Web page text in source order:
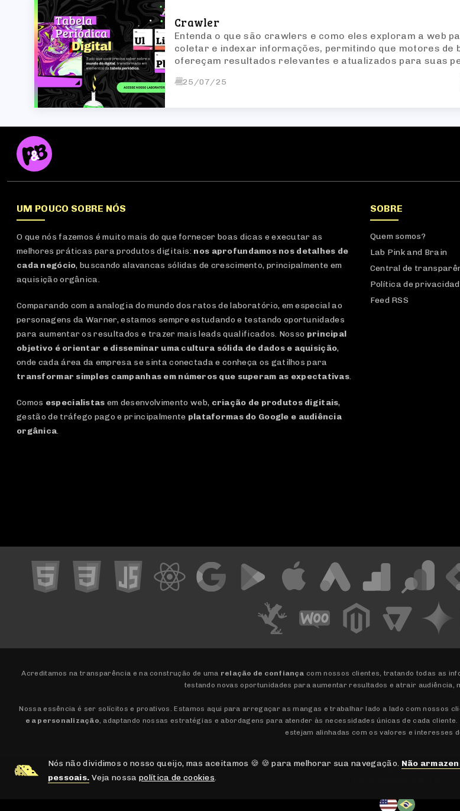
Crawler
Entenda o que são crawlers e como eles exploram a web
coletar e indexar informações, permitindo que motores de
ofereçam resultados relevantes e atualizados para suas
25/07/25
UM POUCO SOBRE NÓS
O que nós fazemos é muito mais do que fornecer boas dicas e executar as
melhores práticas para produtos digitais: nos aprofundamos nos detalhes de
cada negócio, buscando alavancas sólidas de crescimento, principalmente em
aquisição orgânica.
Comparando com a analogia do mundo dos ratos de laboratório, em especial ao
personagens da Warner, estamos sempre estudando e testando oportunidades
para aumentar os resultados e trazer mais leads qualificados. Nosso principal
objetivo é orientar e disseminar uma cultura sólida de dados e aquisição,
onde cada área da empresa se sinta conectada e conheça os gatilhos para
transformar simples campanhas em números que superam as expectativas.
Comos especialistas em desenvolvimento web, criação de produtos digitais,
gestão de tráfego pago e principalmente plataformas do Google e audiência
orgânica.
SOBRE
Quem somos?
Lab Pink and Brain
Central de
Política de
Feed RSS
Acreditamos na transparência e na construção de uma relação de confiança com nossos clientes, tratando todas as
testando novas oportunidades para aumentar resultados e atrair audiência,
Nossa essência é ser solícitos e proativos. Estamos aqui para arregaçar as mangas e trabalhar lado a lado com nossos
e a personalização, adaptando nossas estratégias e abordagens para atender às necessidades únicas de cada
estejam alinhadas com os valores e interesses
Copyright © 2026
Nós não dividimos o nosso queijo, mas aceitamos 🍪 🍪 para melhorar sua navegação. Não
pessoais. Veja nossapolítica de cookies.